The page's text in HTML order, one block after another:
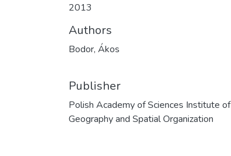
2013
Authors
Bodor, Ákos
Publisher
Polish Academy of Sciences Institute of
Geography and Spatial Organization